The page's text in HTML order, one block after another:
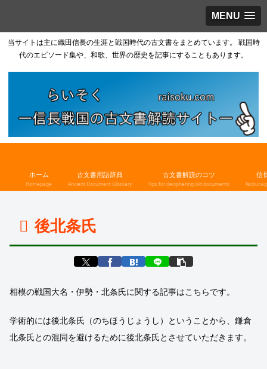
MENU
当サイトは主に織田信長の生涯と戦国時代の古文書をまとめています。 戦国時
代のエピソード集や、和歌、世界の歴史を記事にすることもあります。
ホーム
Homepage
古文書用語辞典
Ancient Document Glossary
古文書解読のコツ
Tips for deciphering old documents
信
後北条氏
相模の戦国大名・伊勢・北条氏に関する記事はこちらです。
学術的には後北条氏（のちほうじょうし）ということから、鎌倉
北条氏との混同を避けるために後北条氏とさせていただきます。